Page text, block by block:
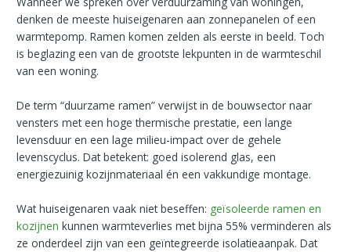
denken de meeste huiseigenaren aan zonnepanelen of een
warmtepomp. Ramen komen zelden als eerste in beeld. Toch
is beglazing een van de grootste lekpunten in de warmteschil
van een woning.
De term “duurzame ramen” verwijst in de bouwsector naar
vensters met een hoge thermische prestatie, een lange
levensduur en een lage milieu-impact over de gehele
levenscyclus. Dat betekent: goed isolerend glas, een
energiezuinig kozijnmateriaal én een vakkundige montage.
Wat huiseigenaren vaak niet beseffen: geïsoleerde ramen en
kozijnen kunnen warmteverlies met bijna 55% verminderen als
ze onderdeel zijn van een geïntegreerde isolatieaanpak. Dat